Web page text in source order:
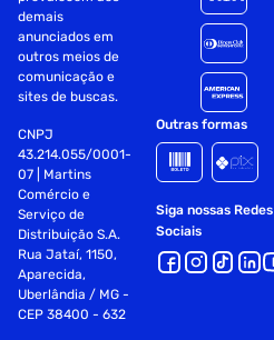
demais
anunciados em
outros meios de
comunicação e
sites de buscas.
CNPJ
43.214.055/0001-
07 | Martins
Comércio e
Serviço de
Distribuição S.A.
Rua Jataí, 1150,
Aparecida,
Uberlândia / MG -
CEP 38400 - 632
Outras formas
Siga nossas Redes
Sociais